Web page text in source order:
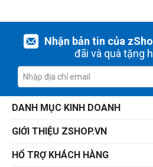
Nhận bản tin của
đãi và quà tặng
DANH MỤC KINH DOANH
GIỚI THIỆU ZSHOP.VN
HỔ TRỢ KHÁCH HÀNG